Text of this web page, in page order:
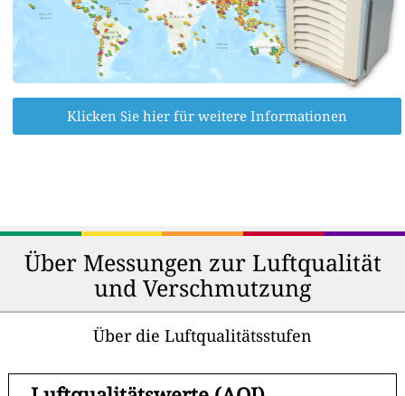
Klicken Sie hier für weitere Informationen
Über Messungen zur Luftqualität
und Verschmutzung
Über die Luftqualitätsstufen